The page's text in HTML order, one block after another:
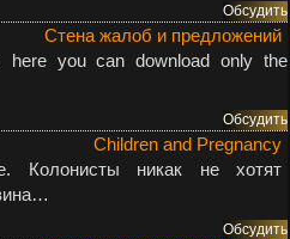
Обсудить
Стена жалоб и предложений
here you can download only the
Обсудить
Children and Pregnancy
Колонисты никак не хотят
Обсудить